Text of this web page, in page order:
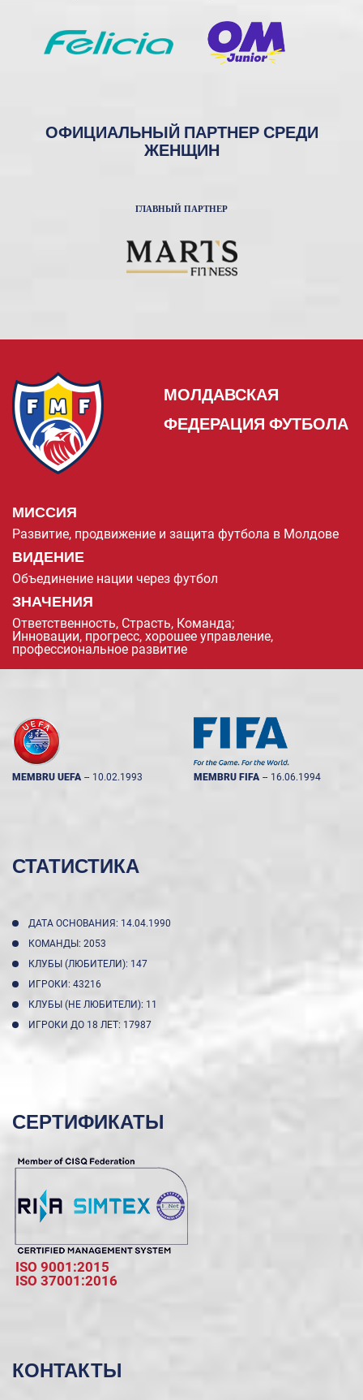
ОФИЦИАЛЬНЫЙ ПАРТНЕР СРЕДИ
ЖЕНЩИН
ГЛАВНЫЙ ПАРТНЕР
МОЛДАВСКАЯ
ФЕДЕРАЦИЯ ФУТБОЛА
МИССИЯ
Развитие, продвижение и защита футбола в Молдове
ВИДЕНИЕ
Объединение нации через футбол
ЗНАЧЕНИЯ
Ответственность, Страсть, Команда;
Инновации, прогресс, хорошее управление,
профессиональное развитие
MEMBRU UEFA -- 10.02.1993 MEMBRU FIFA -- 16.06.1994
СТАТИСТИКА
ДАТА ОСНОВАНИЯ: 14.04.1990
КОМАНДЫ: 2053
КЛУБЫ (ЛЮБИТЕЛИ): 147
ИГРОКИ: 43216
КЛУБЫ (НЕ ЛЮБИТЕЛИ): 11
ИГРОКИ ДО 18 ЛЕТ: 17987
СЕРТИФИКАТЫ
ISO 9001:2015
ISO 37001:2016
КОНТАКТЫ